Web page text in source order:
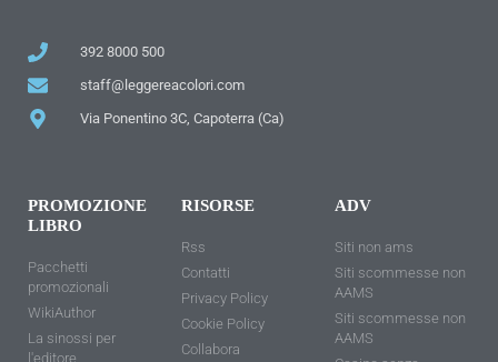
392 8000 500
staff@leggereacolori.com
Via Ponentino 3C, Capoterra (Ca)
PROMOZIONE
LIBRO
Pacchetti
promozionali
WikiAuthor
La sinossi per
l'editore
RISORSE
Rss
Contatti
Privacy Policy
Cookie Policy
Collabora
ADV
Siti non ams
Siti scommesse non
AAMS
Siti scommesse non
AAMS